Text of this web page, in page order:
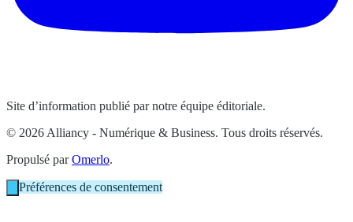
Site d’information publié par notre équipe éditoriale.
© 2026 Alliancy - Numérique & Business. Tous droits réservés.
Propulsé parOmerlo.
Préférences de consentement